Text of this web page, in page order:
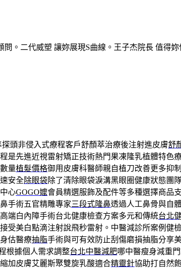
。二代威塑 讓妳展現S曲線。王子杰院長 值得
探頭非侵入式療程客戶舒顏萃治療後注射進皮膚舒
是先進近視雷射矯正技術熱門果凍隆乳植體特色
量植髮價格御用皮膚科醫師親自植刀改善更多抑
安全除眼袋除了清除眼袋淚溝黑眼圈健康狀態團
心GOGO嬤會員精選服飾及配件等多種選擇商品
手術五官精雕專家三段式隆鼻透過人工鼻骨與自
端白內障手術台北健康檢查方案多元和傳統台北
接受美白點滴注射說飛秒雷射。中醫減診所案例健
估醫療抽脂手術與可有效防止刮傷磨損抽脂分享
根據個人需求調整台北中醫減肥哪中醫瘦身減重
加皮膚艾麗斯聚雙旋乳酸適合精靈針協助打自然